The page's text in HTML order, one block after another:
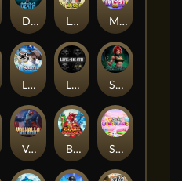
Dynasty of Death Le Digger Magic Piggy OG
LE HOOLIGAN Life and Death Shadow Treasure
Valhalla: Wild Winter Blaze Buddies Sticky Candyland